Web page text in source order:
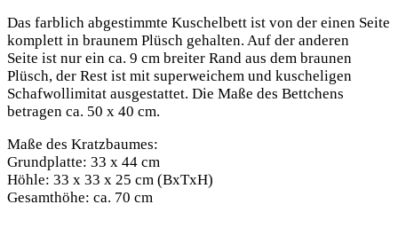
Das farblich abgestimmte Kuschelbett ist von der einen Seite
komplett in braunem Plüsch gehalten. Auf der anderen
Seite ist nur ein ca. 9 cm breiter Rand aus dem braunen
Plüsch, der Rest ist mit superweichem und kuscheligen
Schafwollimitat ausgestattet. Die Maße des Bettchens
betragen ca. 50 x 40 cm.
Maße des Kratzbaumes:
Grundplatte: 33 x 44 cm
Höhle: 33 x 33 x 25 cm (BxTxH)
Gesamthöhe: ca. 70 cm